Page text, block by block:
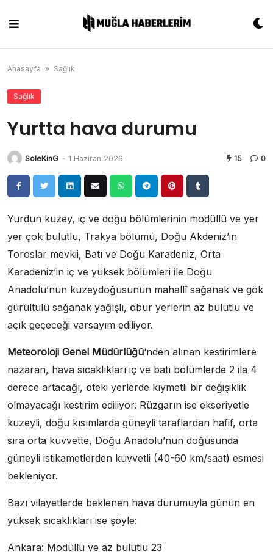
content
Anasayfa » Sağlık
Sağlık
Yurtta hava durumu
SoleKinG - 1 Haziran 2026 15 0
Yurdun kuzey, iç ve doğu bölümlerinin modüllü ve yer
yer çok bulutlu, Trakya bölümü, Doğu Akdeniz’in
Toroslar mevkii, Batı ve Doğu Karadeniz, Orta
Karadeniz’in iç ve yüksek bölümleri ile Doğu
Anadolu’nun kuzeydoğusunun mahallî sağanak ve gök
gürültülü sağanak yağışlı, öbür yerlerin az bulutlu ve
açık geçeceği varsayım ediliyor.
Meteoroloji Genel Müdürlüğü‘nden alınan kestirimlere
nazaran, hava sıcaklıkları iç ve batı bölümlerde 2 ila 4
derece artacağı, öteki yerlerde kıymetli bir değişiklik
olmayacağı kestirim ediliyor. Rüzgarın ise ekseriyetle
kuzeyli, doğu kısımlarda güneyli taraflardan hafif, orta
sıra orta kuvvette, Doğu Anadolu’nun doğusunda
güneyli istikametlerden kuvvetli (40-60 km/saat) esmesi
bekleniyor.
Bazı vilayetlerde beklenen hava durumuyla günün en
yüksek sıcaklıkları ise şöyle:
Ankara: Modüllü ve az bulutlu 23